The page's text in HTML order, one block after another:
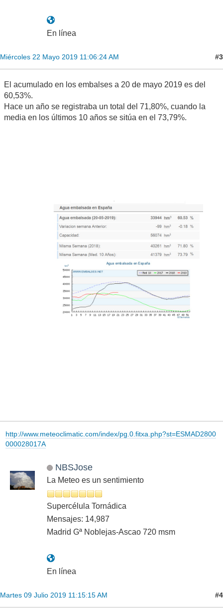
En línea
Miércoles 22 Mayo 2019 11:06:24 AM #3
El acumulado en los embalses a 20 de mayo 2019 es del
60,53%.
Hace un año se registraba un total del 71,80%, cuando la
media en los últimos 10 años se sitúa en el 73,79%.
http://www.meteoclimatic.com/index/pg.0.fitxa.php?st=ESMAD2800
000028017A
NBSJose
La Meteo es un sentimiento
Supercélula Tornádica
Mensajes: 14,987
Madrid Gª Noblejas-Ascao 720 msm
En línea
Martes 09 Julio 2019 11:15:15 AM #4